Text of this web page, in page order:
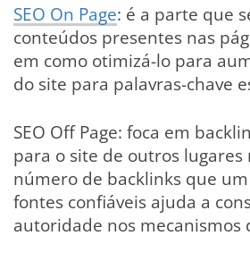
SEO On Page: é a parte que
conteúdos presentes nas
em como otimizá-lo para
do site para palavras-chave
SEO Off Page: foca em
para o site de outros
número de backlinks que
fontes confiáveis ajuda a
autoridade nos mecanismos